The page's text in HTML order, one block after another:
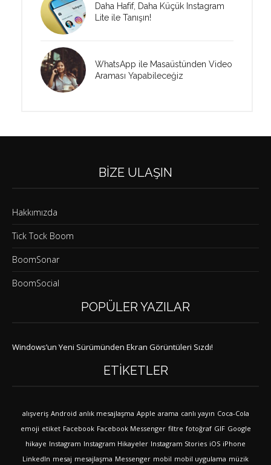
Daha Hafif, Daha Küçük Instagram
Lite ile Tanışın!
WhatsApp ile Masaüstünden Video
Araması Yapabileceğiz
BIZE ULAŞIN
Hakkımızda
Tick Tock Boom
BoomSonar
BoomSocial
POPÜLER YAZILAR
Windows’un Yeni Sürümünden Ekran Görüntüleri Sızdı!
ETIKETLER
alışveriş Android anlık mesajlaşma Apple arama canlı yayın Coca-Cola
emoji etiket Facebook Facebook Messenger filtre fotoğraf GIF Google
hikaye Instagram Instagram Hikayeler Instagram Stories iOS iPhone
LinkedIn mesaj mesajlaşma Messenger mobil mobil uygulama müzik